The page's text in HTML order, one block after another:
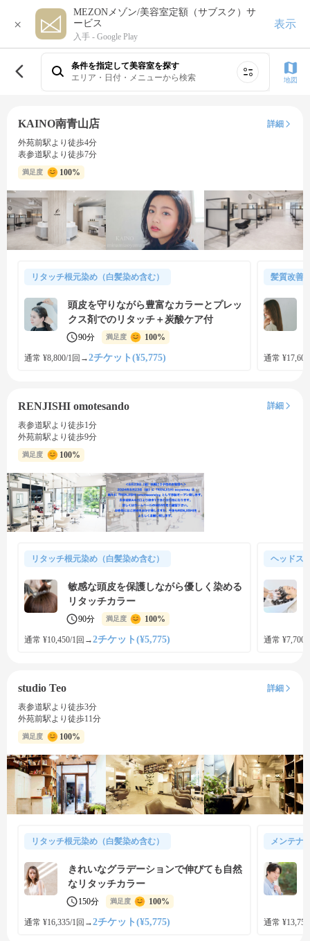
×
MEZONメゾン/美容室定額（サブスク）サ
ービス
入手 - Google Play
表示
条件を指定して美容室を探す
エリア・日付・メニューから検索
地図
KAINO南青山店
詳細
外苑前駅より徒歩4分
表参道駅より徒歩7分
満足度 100%
リタッチ根元染め（白髪染め含む）
頭皮を守りながら豊富なカラーとプレッ
クス剤でのリタッチ＋炭酸ケア付
90分 満足度 100%
通常 ¥8,800/1回 →2チケット(¥5,775)
髪質改善
通常
RENJISHI omotesando
詳細
表参道駅より徒歩1分
外苑前駅より徒歩9分
満足度 100%
リタッチ根元染め（白髪染め含む）
敏感な頭皮を保護しながら優しく染める
リタッチカラー
90分 満足度 100%
通常 ¥10,450/1回 →2チケット(¥5,775)
ヘッドス
通常 ¥7,700/
studio Teo
詳細
表参道駅より徒歩3分
外苑前駅より徒歩11分
満足度 100%
リタッチ根元染め（白髪染め含む）
きれいなグラデーションで伸びても自然
なリタッチカラー
150分 満足度 100%
通常 ¥16,335/1回 →2チケット(¥5,775)
メンテナ
通常